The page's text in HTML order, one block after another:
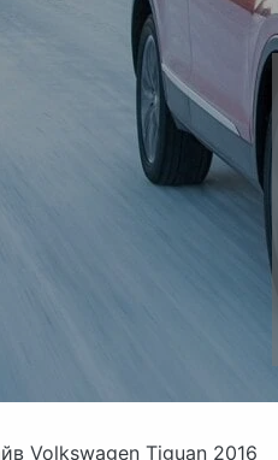
Volkswagen Tiguan 2016